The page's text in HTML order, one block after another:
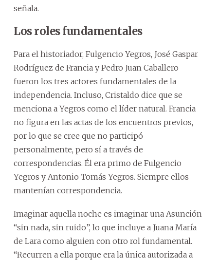
señala.
Los roles fundamentales
Para el historiador, Fulgencio Yegros, José Gaspar
Rodríguez de Francia y Pedro Juan Caballero
fueron los tres actores fundamentales de la
independencia. Incluso, Cristaldo dice que se
menciona a Yegros como el líder natural. Francia
no figura en las actas de los encuentros previos,
por lo que se cree que no participó
personalmente, pero sí a través de
correspondencias. Él era primo de Fulgencio
Yegros y Antonio Tomás Yegros. Siempre ellos
mantenían correspondencia.
Imaginar aquella noche es imaginar una Asunción
“sin nada, sin ruido”, lo que incluye a Juana María
de Lara como alguien con otro rol fundamental.
“Recurren a ella porque era la única autorizada a